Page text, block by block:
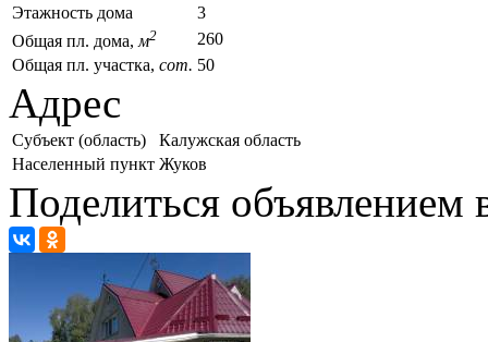
Этажность дома
3
Общая пл. дома, м2
260
Общая пл. участка, сот. 50
Адрес
Субъект (область)
Калужская область
Населенный пункт Жуков
Поделиться объявлением